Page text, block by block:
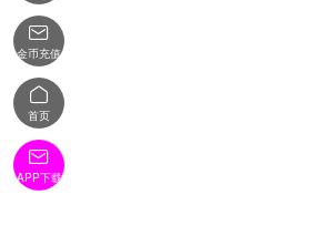

金币充值

首页

APP下载